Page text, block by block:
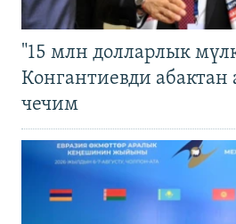
"15 млн долларлык
Конгантиевди абактан
чечим